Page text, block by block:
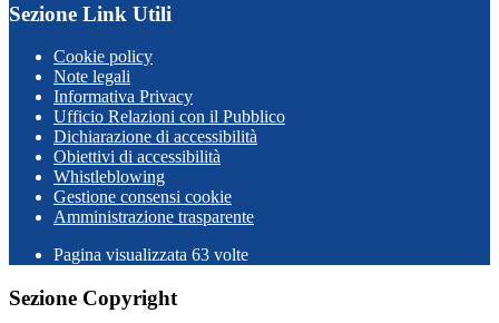
Sezione Link Utili
Cookie policy
Note legali
Informativa Privacy
Ufficio Relazioni con il Pubblico
Dichiarazione di accessibilità
Obiettivi di accessibilità
Whistleblowing
Gestione consensi cookie
Amministrazione trasparente
Pagina visualizzata 63 volte
Sezione Copyright